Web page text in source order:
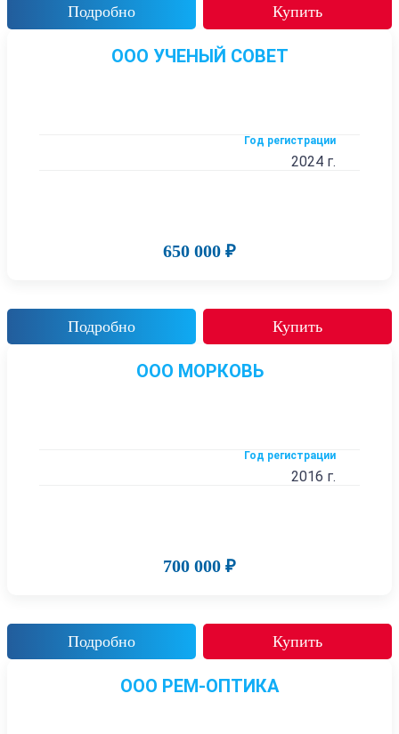
Подробно Купить
ООО УЧЕНЫЙ СОВЕТ
Год регистрации
2024 г.
650 000 ₽
Подробно Купить
ООО МОРКОВЬ
Год регистрации
2016 г.
700 000 ₽
Подробно Купить
ООО РЕМ-ОПТИКА